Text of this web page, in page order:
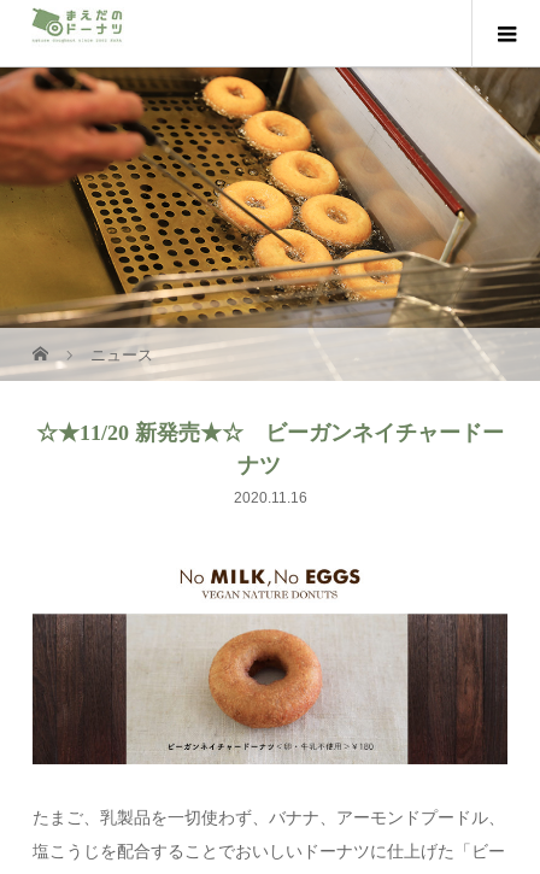
ニュース
☆★11/20 新発売★☆ ビーガンネイチャードー
ナツ
2020.11.16
たまご、乳製品を一切使わず、バナナ、アーモンドプードル、
塩こうじを配合することでおいしいドーナツに仕上げた「ビー